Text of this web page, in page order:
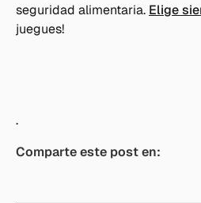
seguridad alimentaria. Elige
juegues!
.
Comparte este post en: